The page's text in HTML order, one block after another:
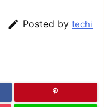
 Posted by techi